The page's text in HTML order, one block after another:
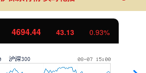
4694.44 43.13 0.93%